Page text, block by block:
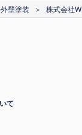
壁塗装 ＞ 株式会社
て